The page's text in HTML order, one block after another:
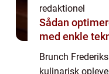
redaktionel
Sådan
med enkle
Brunch
kulinarisk